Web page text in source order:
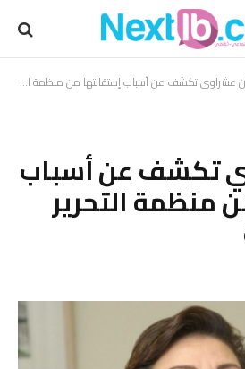
عشراوي تكشف عن أسباب إستقالتها من منظمة التحرير الفلسطينية
تكشف عن أسباب
منظمة التحرير